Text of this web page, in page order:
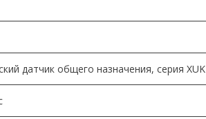
датчик общего назначения, серия XUK